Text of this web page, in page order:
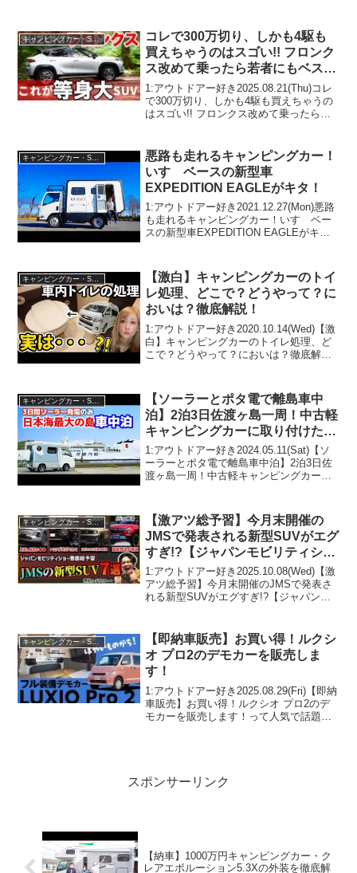
キャンピングカー・SUV人気車種
コレで300万切り、しかも4駆も
買えちゃうのはスゴい!! フロンク
ス改めて乗ったら若者にもベスト
選択肢だった
1:アウトドアー好き2025.08.21(Thu)コレ
で300万切り、しかも4駆も買えちゃうの
はスゴい!! フロンクス改めて乗ったら若
ドアー好き2025.08.21(...
悪路も走れるキャンピングカー！
いすゞベースの新型車
EXPEDITION EAGLEがキタ！
1:アウトドアー好き2021.12.27(Mon)悪路
も走れるキャンピングカー！いすゞベー
スの新型車EXPEDITION EAGLEがキ
2021.12.27(Mon)この動画は...
キャンピングカー・SUV人気車種
【激白】キャンピングカーのトイ
レ処理、どこで？どうやって？に
おいは？徹底解説！
1:アウトドアー好き2020.10.14(Wed)【激
白】キャンピングカーのトイレ処理、ど
こで？どうやって？においは？徹底解
2020.10.14(Wed)この動画は注目です！
3...
【ソーラーとポタ電で離島車中
泊】2泊3日佐渡ヶ島一周！中古軽
キャンピングカーに取り付けた
400Wソーラーでどこまでいける
か
1:アウトドアー好き2024.05.11(Sat)【ソ
ーラーとポタ電で離島車中泊】2泊3日佐
渡ヶ島一周！中古軽キャンピングカーに
いで！！2:アウトドアー好き2024...
キャンピングカー・SUV人気車種
【激アツ総予習】今月末開催の
JMSで発表される新型SUVがエグ
すぎ!?【ジャパンモビリティショ
ー/ランクルFJ/新型ハスラー/新型
rav4/新型パジェロ復活】
1:アウトドアー好き2025.10.08(Wed)【激
アツ総予習】今月末開催のJMSで発表さ
れる新型SUVがエグすぎ!?【ジャパンモ
で話題らしいぞ、見逃さな...
【即納車販売】お買い得！ルクシ
オ プロ2のデモカーを販売しま
す！
1:アウトドアー好き2025.08.29(Fri)【即納
車販売】お買い得！ルクシオ プロ2のデ
モカーを販売します！って人気で話題ら
スポンサーリンク
【納車】1000万円キャンピングカー・ク
レアエボルーション5.3Xの外装を徹底解